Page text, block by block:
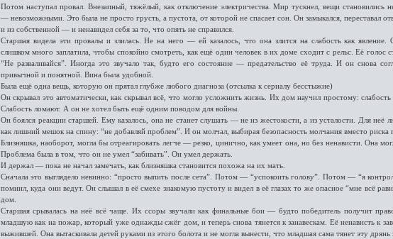
Потом наступал провал. Внезапный, тяжёлый, как отключение электричества. Мир тускнел, вещи становились
— невозможными. Это была не просто грусть, а пустота, от которой не спасает сон. Он замыкался, переставал
и из собственной — и ненавидел себя за то, что опять не справился.
Старшая видела эти провалы и злилась. Не на него — ей казалось, что она злится на слабость как
слишком много заплатила, чтобы спокойно смотреть, как ещё один человек в их доме сходит с рельс. Её голос
“Не разваливайся”. Иногда это звучало так, будто его состояние — предательство её труда. И он снова
привычной и понятной. Вина была удобной.
Была ещё одна вещь, которую он прятал глубже любого диагноза (отсылка к сериалу бесстыжие)
Он скрывал это автоматически, как скрывал всё, что могло усложнить жизнь. Их дом научил простому: слабость
Слабость ломают. А он не хотел быть ещё одним поводом для войны.
Он боялся реакции старшей. Ему казалось, она не станет слушать — не из жестокости, а из усталости. Для неё
как лишний мешок на спину: “не добавляй проблем”. И он молчал, выбирая безопасность молчания вместо риска
Близняшка, наоборот, могла бы отреагировать легче — резко, цинично, как умеет она, но без ненависти. Она
Проблема была в том, что он не умел “забивать”. Он умел держать.
И держал — пока не начал замечать, как близняшка становится похожа на их мать.
Сначала это выглядело невинно: “просто выпить после сета”. Потом — “успокоить голову”. Потом — “я
помнил, куда они ведут. Он слышал в её смехе знакомую пустоту и видел в её глазах то же опасное “мне всё
дом.
Старшая срывалась на неё всё чаще. Их ссоры звучали как финальные бои — будто победитель получит
младшую как на пожар, который уже однажды сжёг дом, и теперь снова тянется к занавескам. Её ненависть к
выжившей. Она вытаскивала детей руками из этого болота и не могла вынести, что младшая сама тянет эту дрянь